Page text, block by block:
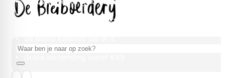
Retourneren binnen 30 dagen
Zoeken